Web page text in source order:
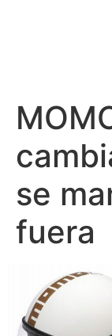
se
fuera